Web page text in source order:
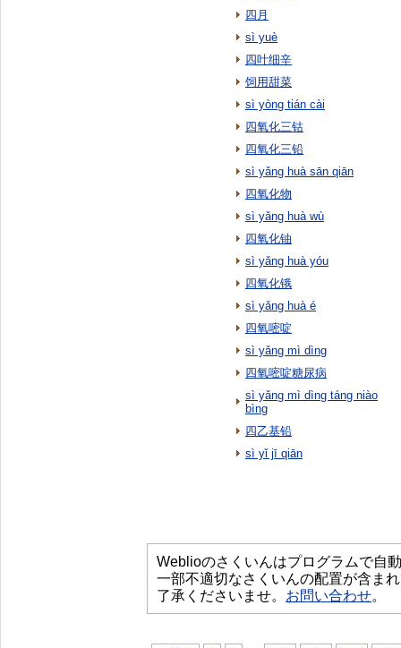
四月
sì yuè
四叶细辛
饲用甜菜
sì yòng tián cài
四氧化三钴
四氧化三铅
sì yǎng huà sān qiān
四氧化物
sì yǎng huà wù
四氧化铀
sì yǎng huà yóu
四氧化锇
sì yǎng huà é
四氧嘧啶
sì yǎng mì dìng
四氧嘧啶糖尿病
sì yǎng mì dìng táng niào
bìng
四乙基铅
sì yǐ jī qiān
Weblioのさくいんはプログラムで自
一部不適切なさくいんの配置が含ま
了承くださいませ。 お問い合わせ。